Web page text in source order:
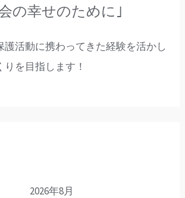
の幸せのために｣
護活動に携わってきた経験を活かし
を目指します！
2026年8月